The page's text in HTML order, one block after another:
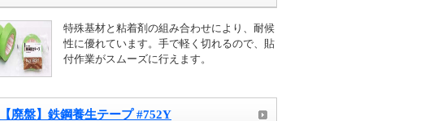
特殊基材と粘着剤の組み合わせにより、耐候
性に優れています。手で軽く切れるので、貼
付作業がスムーズに行えます。
【廃盤】鉄鋼養生テープ #752Y